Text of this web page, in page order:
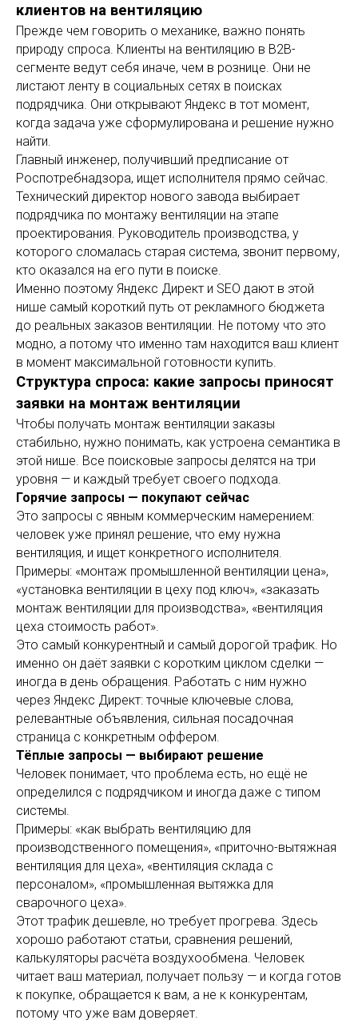
клиентов на вентиляцию
Прежде чем говорить о механике, важно понять
природу спроса. Клиенты на вентиляцию в B2B-
сегменте ведут себя иначе, чем в рознице. Они не
листают ленту в социальных сетях в поисках
подрядчика. Они открывают Яндекс в тот момент,
когда задача уже сформулирована и решение нужно
найти.
Главный инженер, получивший предписание от
Роспотребнадзора, ищет исполнителя прямо сейчас.
Технический директор нового завода выбирает
подрядчика по монтажу вентиляции на этапе
проектирования. Руководитель производства, у
которого сломалась старая система, звонит первому,
кто оказался на его пути в поиске.
Именно поэтому Яндекс Директ и SEO дают в этой
нише самый короткий путь от рекламного бюджета
до реальных заказов вентиляции. Не потому что это
модно, а потому что именно там находится ваш клиент
в момент максимальной готовности купить.
Структура спроса: какие запросы приносят
заявки на монтаж вентиляции
Чтобы получать монтаж вентиляции заказы
стабильно, нужно понимать, как устроена семантика в
этой нише. Все поисковые запросы делятся на три
уровня — и каждый требует своего подхода.
Горячие запросы — покупают сейчас
Это запросы с явным коммерческим намерением:
человек уже принял решение, что ему нужна
вентиляция, и ищет конкретного исполнителя.
Примеры: «монтаж промышленной вентиляции цена»,
«установка вентиляции в цеху под ключ», «заказать
монтаж вентиляции для производства», «вентиляция
цеха стоимость работ».
Это самый конкурентный и самый дорогой трафик. Но
именно он даёт заявки с коротким циклом сделки —
иногда в день обращения. Работать с ним нужно
через Яндекс Директ: точные ключевые слова,
релевантные объявления, сильная посадочная
страница с конкретным оффером.
Тёплые запросы — выбирают решение
Человек понимает, что проблема есть, но ещё не
определился с подрядчиком и иногда даже с типом
системы.
Примеры: «как выбрать вентиляцию для
производственного помещения», «приточно-вытяжная
вентиляция для цеха», «вентиляция склада с
персоналом», «промышленная вытяжка для
сварочного цеха».
Этот трафик дешевле, но требует прогрева. Здесь
хорошо работают статьи, сравнения решений,
калькуляторы расчёта воздухообмена. Человек
читает ваш материал, получает пользу — и когда готов
к покупке, обращается к вам, а не к конкурентам,
потому что уже вам доверяет.